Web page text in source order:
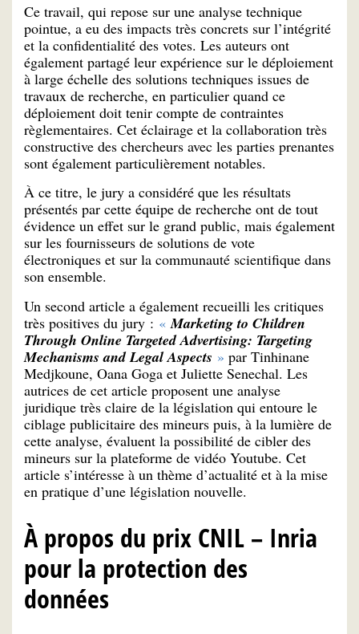
Ce travail, qui repose sur une analyse technique
pointue, a eu des impacts très concrets sur l’intégrité
et la confidentialité des votes. Les auteurs ont
également partagé leur expérience sur le déploiement
à large échelle des solutions techniques issues de
travaux de recherche, en particulier quand ce
déploiement doit tenir compte de contraintes
règlementaires. Cet éclairage et la collaboration très
constructive des chercheurs avec les parties prenantes
sont également particulièrement notables.
À ce titre, le jury a considéré que les résultats
présentés par cette équipe de recherche ont de tout
évidence un effet sur le grand public, mais également
sur les fournisseurs de solutions de vote
électroniques et sur la communauté scientifique dans
son ensemble.
Un second article a également recueilli les critiques
très positives du jury : « Marketing to Children
Through Online Targeted Advertising: Targeting
Mechanisms and Legal Aspects » par Tinhinane
Medjkoune, Oana Goga et Juliette Senechal. Les
autrices de cet article proposent une analyse
juridique très claire de la législation qui entoure le
ciblage publicitaire des mineurs puis, à la lumière de
cette analyse, évaluent la possibilité de cibler des
mineurs sur la plateforme de vidéo Youtube. Cet
article s’intéresse à un thème d’actualité et à la mise
en pratique d’une législation nouvelle.
À propos du prix CNIL – Inria
pour la protection des
données